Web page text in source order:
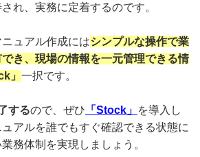
れ、実務に定着するのです。
ュアル作成にはシンプルな操作で業
き、現場の情報を一元管理できる情
」 一択です。
するので、ぜひ 「Stock」 を導入し
アルを誰でもすぐ確認できる状態に
務体制を実現しましょう。